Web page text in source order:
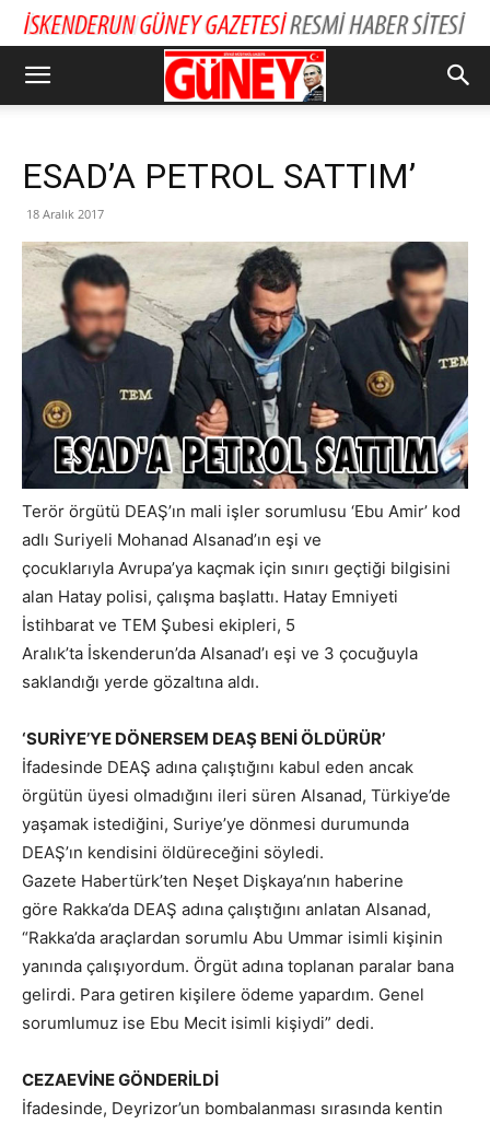
ESAD’A PETROL SATTIM’
18 Aralık 2017
Terör örgütü DEAŞ’ın mali işler sorumlusu ‘Ebu Amir’ kod
adlı Suriyeli Mohanad Alsanad’ın eşi ve
çocuklarıyla Avrupa’ya kaçmak için sınırı geçtiği bilgisini
alan Hatay polisi, çalışma başlattı. Hatay Emniyeti
İstihbarat ve TEM Şubesi ekipleri, 5
Aralık’ta İskenderun’da Alsanad’ı eşi ve 3 çocuğuyla
saklandığı yerde gözaltına aldı.
‘SURİYE’YE DÖNERSEM DEAŞ BENİ ÖLDÜRÜR’
İfadesinde DEAŞ adına çalıştığını kabul eden ancak
örgütün üyesi olmadığını ileri süren Alsanad, Türkiye’de
yaşamak istediğini, Suriye’ye dönmesi durumunda
DEAŞ’ın kendisini öldüreceğini söyledi.
Gazete Habertürk’ten Neşet Dişkaya’nın haberine
göre Rakka’da DEAŞ adına çalıştığını anlatan Alsanad,
“Rakka’da araçlardan sorumlu Abu Ummar isimli kişinin
yanında çalışıyordum. Örgüt adına toplanan paralar bana
gelirdi. Para getiren kişilere ödeme yapardım. Genel
sorumlumuz ise Ebu Mecit isimli kişiydi” dedi.
CEZAEVİNE GÖNDERİLDİ
İfadesinde, Deyrizor’un bombalanması sırasında kentin